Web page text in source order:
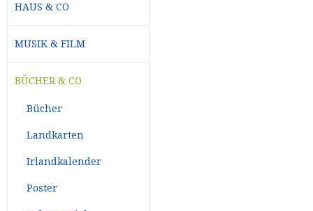
HAUS & CO
MUSIK & FILM
BÜCHER & CO
Bücher
Landkarten
Irlandkalender
Poster